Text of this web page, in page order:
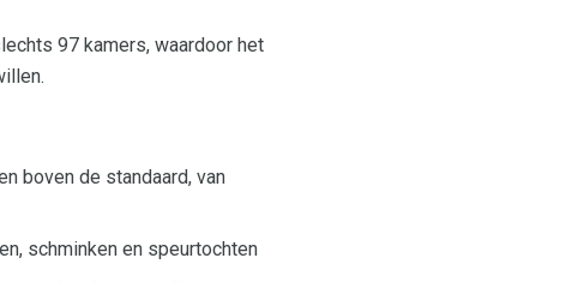
97 kamers, waardoor het
boven de standaard, van
schminken en speurtochten